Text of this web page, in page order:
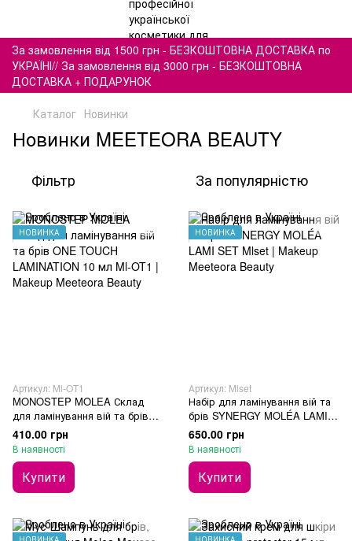
За замовлення від 1500 грн - БЕЗКОШТОВНА ДОСТАВКА по
УКРАЇНІ// За замовлення від 3000 грн - БЕЗКОШТОВНА
ДОСТАВКА + ПОДАРУНОК
Каталог Новинки
Новинки MEETEORA BEAUTY
Фільтр За популярністю
НОВИНКА
Артикул: Ml-OT1
MONOSTEP MOLEA Склад
для ламінування вій та брів
ONE TOUCH LAMINATION 10
мл
410.00 грн
В наявності
Купити
НОВИНКА
Артикул: Mlset
Набір для ламінування вій та
брів SYNERGY MOLÉA LAMI
SET
650.00 грн
В наявності
Купити